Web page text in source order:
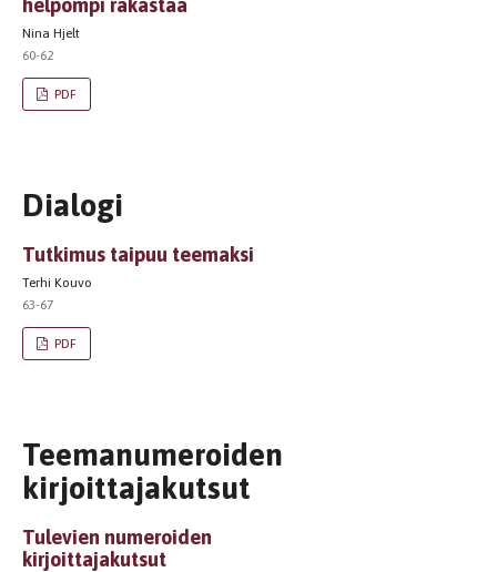
helpompi rakastaa
Nina Hjelt
60-62
PDF
Dialogi
Tutkimus taipuu teemaksi
Terhi Kouvo
63-67
PDF
Teemanumeroiden
kirjoittajakutsut
Tulevien numeroiden
kirjoittajakutsut